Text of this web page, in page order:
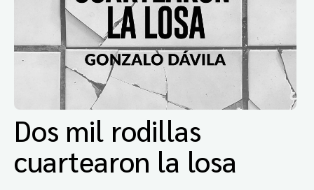
Dos mil rodillas
cuartearon la losa